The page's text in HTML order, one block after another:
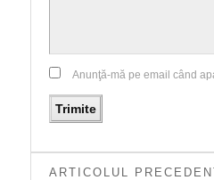
Anunţă-mă pe email când
ARTICOLUL